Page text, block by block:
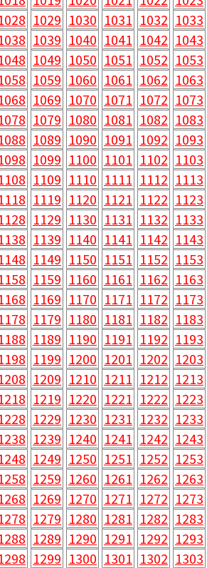
1029 1030 1031 1032 1033
1039 1040 1041 1042 1043
1049 1050 1051 1052 1053
1059 1060 1061 1062 1063
1069 1070 1071 1072 1073
1079 1080 1081 1082 1083
1089 1090 1091 1092 1093
1099 1100 1101 1102 1103
1109 1110 1111 1112 1113
1119 1120 1121 1122 1123
1129 1130 1131 1132 1133
1139 1140 1141 1142 1143
1149 1150 1151 1152 1153
1159 1160 1161 1162 1163
1169 1170 1171 1172 1173
1179 1180 1181 1182 1183
1189 1190 1191 1192 1193
1199 1200 1201 1202 1203
1209 1210 1211 1212 1213
1219 1220 1221 1222 1223
1229 1230 1231 1232 1233
1239 1240 1241 1242 1243
1249 1250 1251 1252 1253
1259 1260 1261 1262 1263
1269 1270 1271 1272 1273
1279 1280 1281 1282 1283
1289 1290 1291 1292 1293
1299 1300 1301 1302 1303